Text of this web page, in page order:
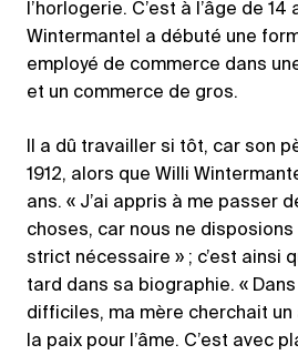
l’horlogerie. C’est à l’âge de 14
Wintermantel a débuté une
employé de commerce dans
et un commerce de gros.
Il a dû travailler si tôt, car son
1912, alors que Willi
ans. « J’ai appris à me passer
choses, car nous ne
strict nécessaire » ; c’est ainsi
tard dans sa biographie. «
difficiles, ma mère cherchait
la paix pour l’âme. C’est avec